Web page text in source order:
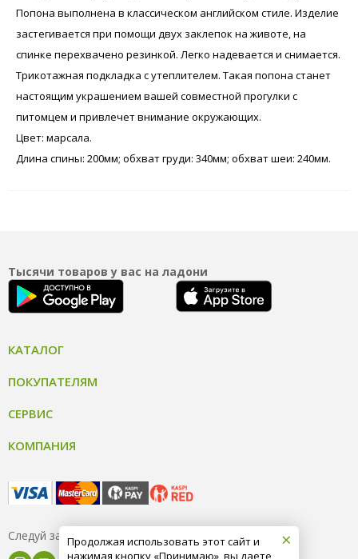
Попона выполнена в классическом английском стиле. Изделие
застегивается при помощи двух заклепок на животе, на
спинке перехвачено резинкой. Легко надевается и снимается.
Трикотажная подкладка с утеплителем. Такая попона станет
настоящим украшением вашей совместной прогулки с
питомцем и привлечет внимание окружающих.
Цвет: марсала.
Длина спины: 200мм; обхват груди: 340мм; обхват шеи: 240мм.
Тысячи товаров у вас на ладони
КАТАЛОГ
ПОКУПАТЕЛЯМ
СЕРВИС
КОМПАНИЯ
Следуй за нами ×
Продолжая использовать этот сайт и
нажимая кнопку «Принимаю», вы даете